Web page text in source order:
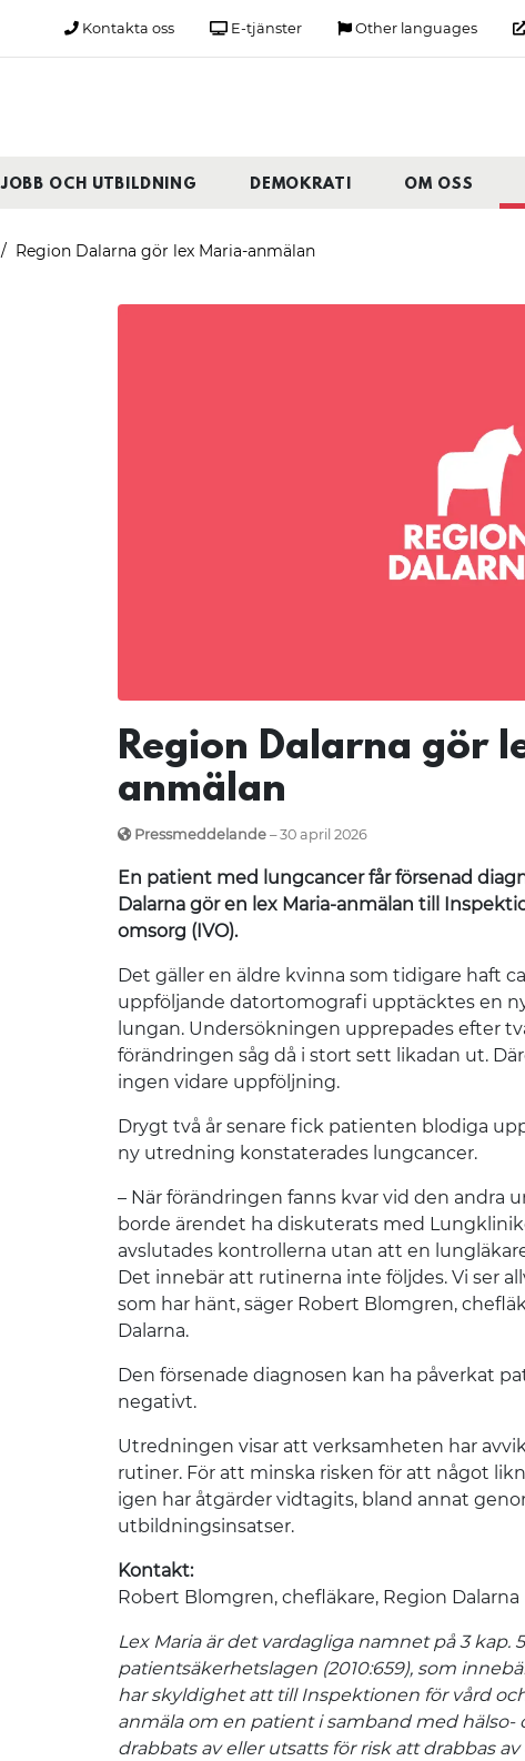
Kontakta oss E-tjänster Other languages
JOBB OCH UTBILDNING DEMOKRATI OM OSS
Region Dalarna gör lex Maria-anmälan
Region Dalarna gör
anmälan
Pressmeddelande – 30 april 2026
En patient med lungcancer får försenad
Dalarna gör en lex Maria-anmälan till
omsorg (IVO).
Det gäller en äldre kvinna som tidigare haft
uppföljande datortomografi upptäcktes en
lungan. Undersökningen upprepades efter
förändringen såg då i stort sett likadan ut.
ingen vidare uppföljning.
Drygt två år senare fick patienten blodiga
ny utredning konstaterades lungcancer.
– När förändringen fanns kvar vid den andra
borde ärendet ha diskuterats med
avslutades kontrollerna utan att en
Det innebär att rutinerna inte följdes. Vi ser
som har hänt, säger Robert Blomgren,
Dalarna.
Den försenade diagnosen kan ha påverkat
negativt.
Utredningen visar att verksamheten har
rutiner. För att minska risken för att något
igen har åtgärder vidtagits, bland annat
utbildningsinsatser.
Kontakt:
Robert Blomgren, chefläkare, Region Dalarna
Lex Maria är det vardagliga namnet på 3 kap.
patientsäkerhetslagen (2010:659), som
har skyldighet att till Inspektionen för vård
anmäla om en patient i samband med hälso-
drabbats av eller utsatts för risk att drabbas